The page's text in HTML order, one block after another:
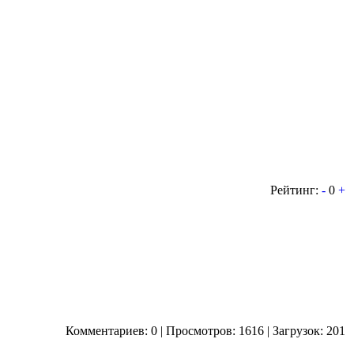
Рейтинг: - 0 +
Комментариев: 0 | Просмотров: 1616 | Загрузок: 201